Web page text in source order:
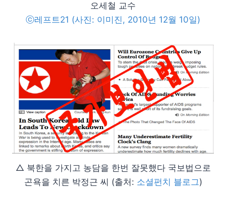
오세철 교수
ⓒ레프트21 (사진: 이미진, 2010년 12월 10일)
△ 북한을 가지고 농담을 한번 잘못했다 국보법으로
곤욕을 치른 박정근 씨 (출처: 소셜펀치 블로그)